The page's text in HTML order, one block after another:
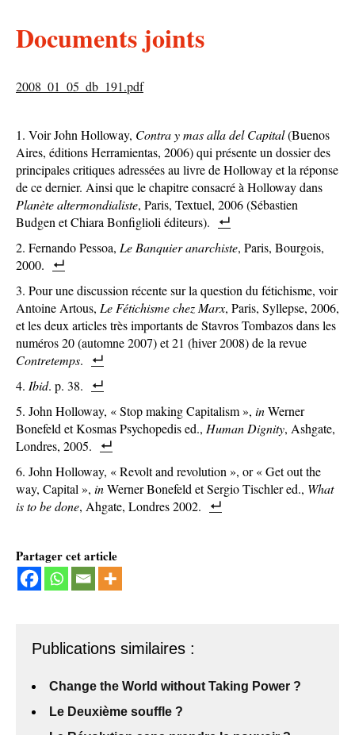
Documents joints
2008_01_05_db_191.pdf
Voir John Holloway, Contra y mas alla del Capital(Buenos
Aires, éditions Herramientas, 2006) qui présente un dossier des
principales critiques adressées au livre de Holloway et la réponse
de ce dernier. Ainsi que le chapitre consacré à Holloway dans
Planètealtermondialiste, Paris, Textuel, 2006 (Sébastien
Budgen et Chiara Bonfiglioli éditeurs).
Fernando Pessoa, Le Banquier anarchiste, Paris, Bourgois,
2000.
Pour une discussion récente sur la question du fétichisme, voir
Antoine Artous, Le Fétichisme chez Marx, Paris, Syllepse, 2006,
et les deux articles très importants de Stavros Tombazos dans les
numéros 20 (automne 2007) et 21 (hiver 2008) de la revue
Contretemps.
Ibid. p. 38.
John Holloway, « Stop making Capitalism », inWerner
Bonefeld et Kosmas Psychopedis ed., Human Dignity, Ashgate,
Londres, 2005.
John Holloway, « Revolt and revolution », or « Get out the
way, Capital », inWerner Bonefeld et Sergio Tischler ed., What
is to be done, Ahgate, Londres 2002.
Partager cet article
Publications similaires :
Change the World without Taking Power ?
Le Deuxième souffle ?